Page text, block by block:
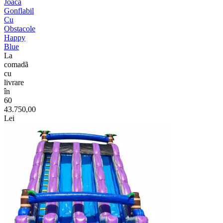
Joacă
Gonflabil
Cu
Obstacole
Happy
Blue
La
comadã
cu
livrare
în
60
43.750,00
Lei